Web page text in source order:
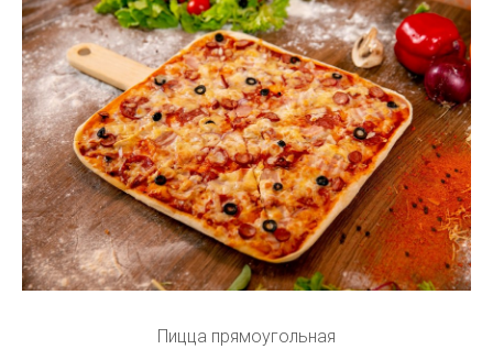
Пицца прямоугольная